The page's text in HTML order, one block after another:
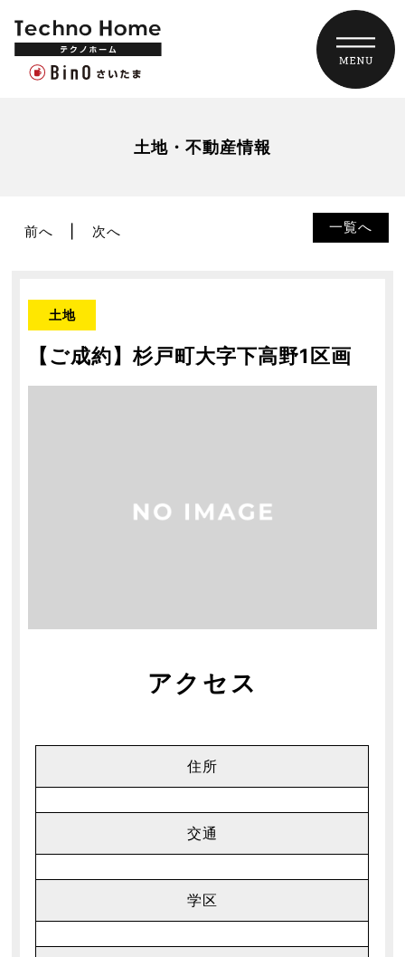
土地・不動産情報
一覧へ
前へ 次へ
土地
【ご成約】杉戸町大字下高野1区画
アクセス
住所
交通
学区